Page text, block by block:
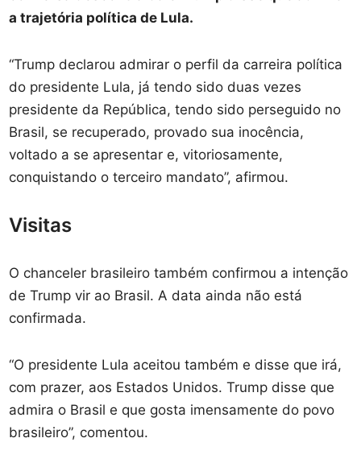
a trajetória política de Lula.
“Trump declarou admirar o perfil da carreira política
do presidente Lula, já tendo sido duas vezes
presidente da República, tendo sido perseguido no
Brasil, se recuperado, provado sua inocência,
voltado a se apresentar e, vitoriosamente,
conquistando o terceiro mandato”, afirmou.
Visitas
O chanceler brasileiro também confirmou a intenção
de Trump vir ao Brasil. A data ainda não está
confirmada.
“O presidente Lula aceitou também e disse que irá,
com prazer, aos Estados Unidos. Trump disse que
admira o Brasil e que gosta imensamente do povo
brasileiro”, comentou.